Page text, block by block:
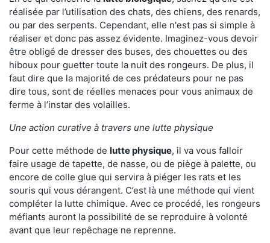
réalisée par l’utilisation des chats, des chiens, des renards,
ou par des serpents. Cependant, elle n'est pas si simple à
réaliser et donc pas assez évidente. Imaginez-vous devoir
être obligé de dresser des buses, des chouettes ou des
hiboux pour guetter toute la nuit des rongeurs. De plus, il
faut dire que la majorité de ces prédateurs pour ne pas
dire tous, sont de réelles menaces pour vous animaux de
ferme à l’instar des volailles.
Une action curative à travers une lutte physique
Pour cette méthode de lutte physique, il va vous falloir
faire usage de tapette, de nasse, ou de piège à palette, ou
encore de colle glue qui servira à piéger les rats et les
souris qui vous dérangent. C’est là une méthode qui vient
compléter la lutte chimique. Avec ce procédé, les rongeurs
méfiants auront la possibilité de se reproduire à volonté
avant que leur repêchage ne reprenne.